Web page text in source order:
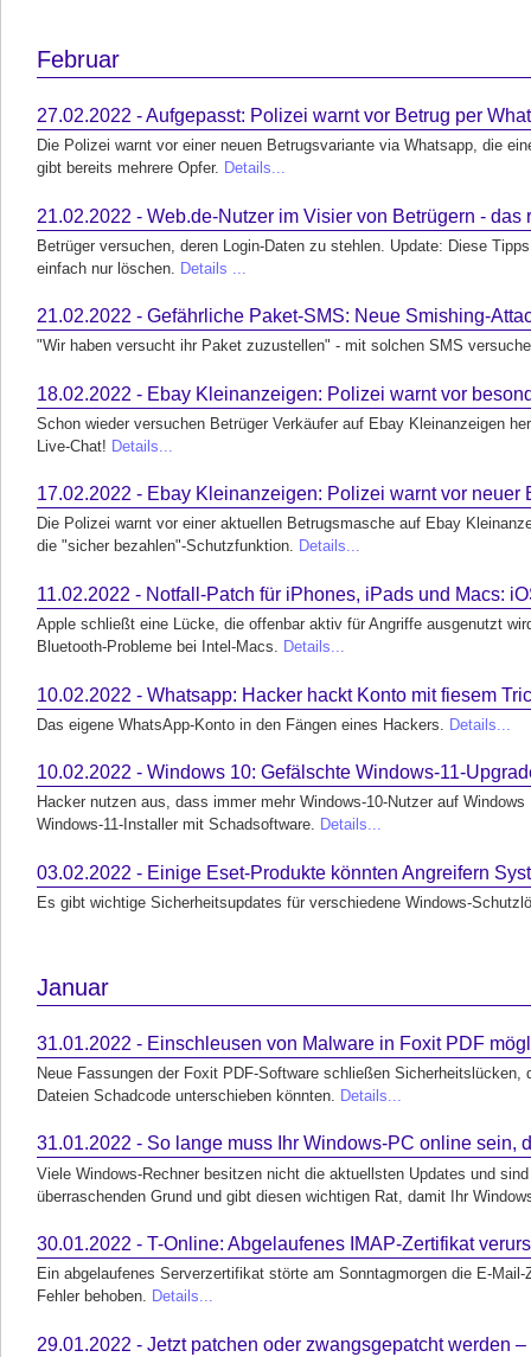
Februar
27.02.2022 - Aufgepasst: Polizei warnt vor Betrug per
Die Polizei warnt vor einer neuen Betrugsvariante via Whatsapp, die
gibt bereits mehrere Opfer. Details...
21.02.2022 - Web.de-Nutzer im Visier von Betrügern - das
Betrüger versuchen, deren Login-Daten zu stehlen. Update: Diese
einfach nur löschen. Details ...
21.02.2022 - Gefährliche Paket-SMS: Neue Smishing-
"Wir haben versucht ihr Paket zuzustellen" - mit solchen SMS
18.02.2022 - Ebay Kleinanzeigen: Polizei warnt vor
Schon wieder versuchen Betrüger Verkäufer auf Ebay Kleinanzeigen
Live-Chat! Details...
17.02.2022 - Ebay Kleinanzeigen: Polizei warnt vor neuer
Die Polizei warnt vor einer aktuellen Betrugsmasche auf Ebay
die "sicher bezahlen"-Schutzfunktion. Details...
11.02.2022 - Notfall-Patch für iPhones, iPads und Macs:
Apple schließt eine Lücke, die offenbar aktiv für Angriffe ausgenutzt
Bluetooth-Probleme bei Intel-Macs. Details...
10.02.2022 - Whatsapp: Hacker hackt Konto mit fiesem
Das eigene WhatsApp-Konto in den Fängen eines Hackers. Details...
10.02.2022 - Windows 10: Gefälschte Windows-11-
Hacker nutzen aus, dass immer mehr Windows-10-Nutzer auf
Windows-11-Installer mit Schadsoftware. Details...
03.02.2022 - Einige Eset-Produkte könnten Angreifern
Es gibt wichtige Sicherheitsupdates für verschiedene Windows-
Januar
31.01.2022 - Einschleusen von Malware in Foxit PDF
Neue Fassungen der Foxit PDF-Software schließen Sicherheitslücken,
Dateien Schadcode unterschieben könnten.
Details...
31.01.2022 - So lange muss Ihr Windows-PC online sein,
Viele Windows-Rechner besitzen nicht die aktuellsten Updates und
überraschenden Grund und gibt diesen wichtigen Rat, damit Ihr
30.01.2022 - T-Online: Abgelaufenes IMAP-Zertifikat
Ein abgelaufenes Serverzertifikat störte am Sonntagmorgen die E-
Fehler behoben. Details...
29.01.2022 - Jetzt patchen oder zwangsgepatcht werden